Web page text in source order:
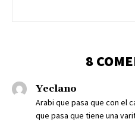
8
Yeclano
Arabi que pasa que con el
que pasa que tiene una